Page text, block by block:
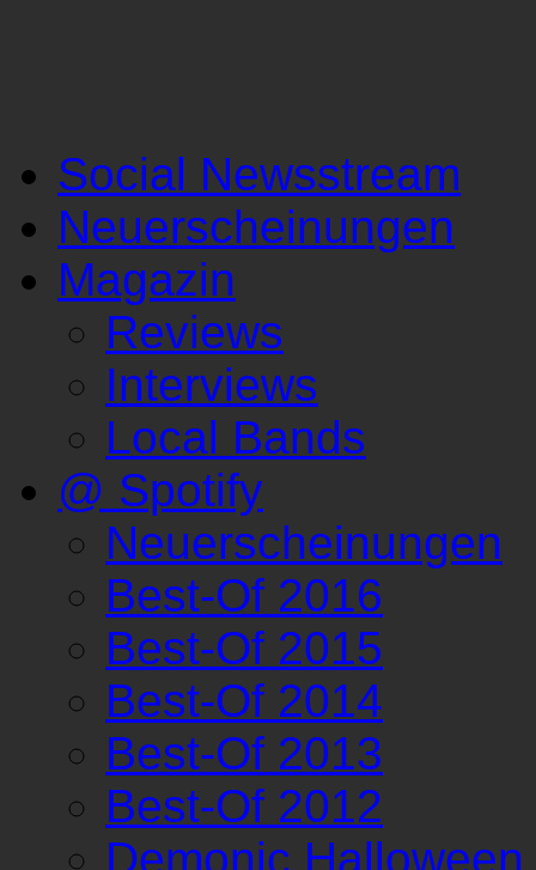
Social Newsstream
Neuerscheinungen
Magazin
Reviews
Interviews
Local Bands
@ Spotify
Neuerscheinungen
Best-Of 2016
Best-Of 2015
Best-Of 2014
Best-Of 2013
Best-Of 2012
Demonic Halloween